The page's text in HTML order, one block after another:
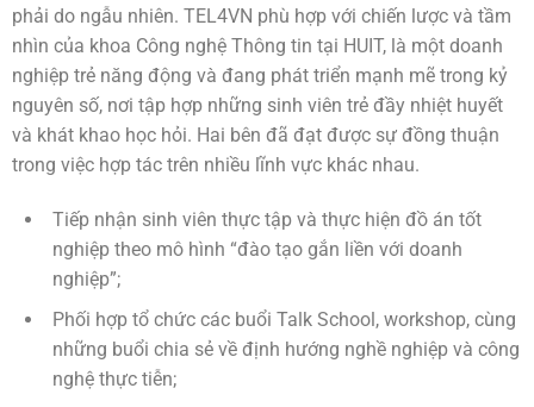
phải do ngẫu nhiên. TEL4VN phù hợp với chiến lược và tầm
nhìn của khoa Công nghệ Thông tin tại HUIT, là một doanh
nghiệp trẻ năng động và đang phát triển mạnh mẽ trong kỷ
nguyên số, nơi tập hợp những sinh viên trẻ đầy nhiệt huyết
và khát khao học hỏi. Hai bên đã đạt được sự đồng thuận
trong việc hợp tác trên nhiều lĩnh vực khác nhau.
Tiếp nhận sinh viên thực tập và thực hiện đồ án tốt
nghiệp theo mô hình “đào tạo gắn liền với doanh
nghiệp”;
Phối hợp tổ chức các buổi Talk School, workshop, cùng
những buổi chia sẻ về định hướng nghề nghiệp và công
nghệ thực tiễn;